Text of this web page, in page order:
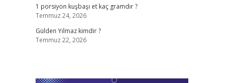
1 porsiyon kuşbaşı et kaç gramdır ?
Temmuz 24, 2026
Gülden Yılmaz kimdir ?
Temmuz 22, 2026